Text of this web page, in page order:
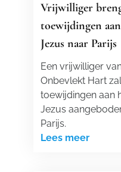
Vrijwilliger
toewijdingen
Jezus naar Parijs
Een vrijwilliger
Onbevlekt Hart
toewijdingen aan
Jezus
Parijs.
Lees meer